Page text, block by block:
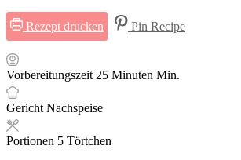
Rezept drucken Pin Recipe
Vorbereitungszeit 25 Minuten Min.
Gericht Nachspeise
Portionen 5 Törtchen